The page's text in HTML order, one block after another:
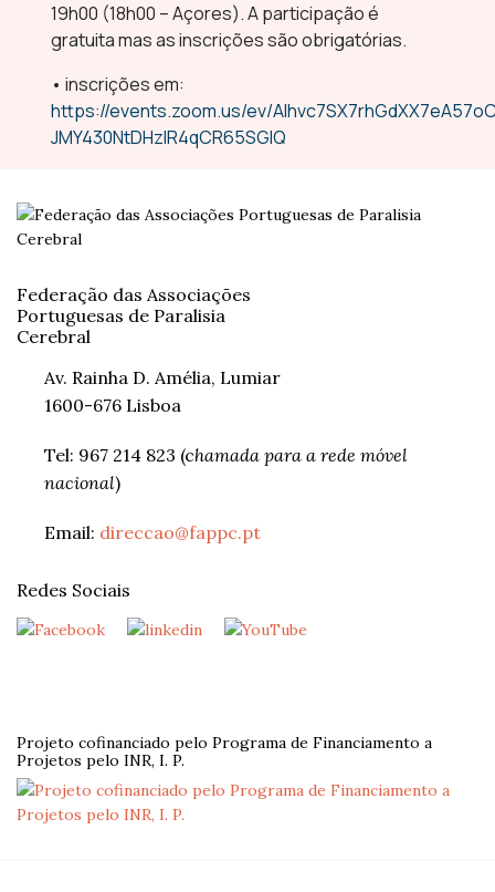
19h00 (18h00 – Açores). A participação é
gratuita mas as inscrições são obrigatórias.
• inscrições em:
https://events.zoom.us/ev/
JMY430NtDHzIR4qCR65SGIQ
Federação das Associações
Portuguesas de Paralisia
Cerebral
Av. Rainha D. Amélia, Lumiar
1600-676 Lisboa
Tel: 967 214 823 (chamada para a rede móvel
nacional)
Email: direccao@fappc.pt
Redes Sociais
Projeto cofinanciado pelo Programa de Financiamento a
Projetos pelo INR, I. P.